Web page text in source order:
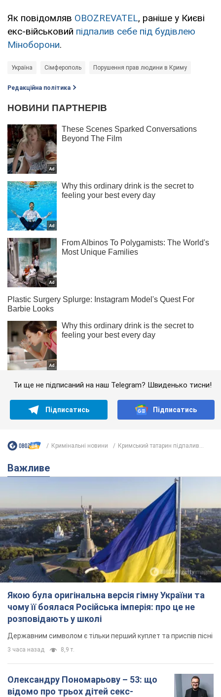
Як повідомляв OBOZREVATEL, раніше у Києві
екс-військовий підпалив себе під будівлею
Міноборони.
Україна Сімферополь Порушення прав людини в Криму
Редакційна політика
Ти ще не підписаний на наш Telegram? Швиденько тисни!
Підписатись Підписатись
Кримінальні новини Кримський татарин підпалив...
Важливе
Якою була оригінальна версія гімну України та
чому її боялася Російська імперія: про це не
розповідають у школі
Державним символом є тільки перший куплет та приспів пісні
3 часа назад 8,9 т.
Олександру Пономарьову – 53: що
відомо про трьох дітей секс-